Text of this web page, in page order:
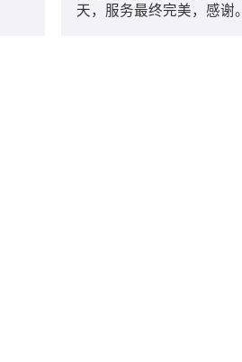
天，服务最终完美，感谢。